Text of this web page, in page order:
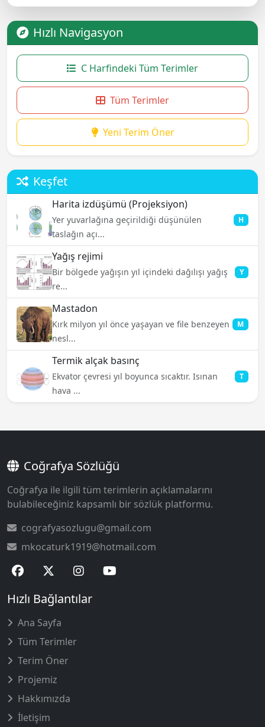
Hızlı Navigasyon
C Harfindeki Tüm Terimler
Tüm Terimler
Yeni Terim Öner
Keşfet
Harita izdüşümü (Projeksiyon)
Yer yuvarlağına geçirildiği düşünülen
taslağın açı...
H
Yağış rejimi
Bir bölgede yağışın yıl içindeki dağılışı yağış
re...
Y
Mastadon
Kırk milyon yıl önce yaşayan ve file benzeyen
nesl...
M
Termik alçak basınç
Ekvator çevresi yıl boyunca sıcaktır. Isınan
hava ...
T
Coğrafya Sözlüğü
Coğrafya ile ilgili tüm terimlerin açıklamalarını
bulabileceğiniz kapsamlı bir sözlük platformu.
cografyasozlugu@gmail.com
mkocaturk1919@hotmail.com
Hızlı Bağlantılar
Ana Sayfa
Tüm Terimler
Terim Öner
Projemiz
Hakkımızda
İletişim